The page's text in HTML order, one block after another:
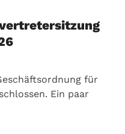
für
Ein paar